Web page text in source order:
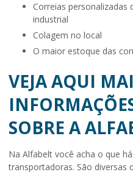
correias personalizadas de acordo com o processo
industrial
colagem no local
o maior estoque das
VEJA AQUI
SOBRE A
Na Alfabelt você acha o que
transportadoras. São diversas